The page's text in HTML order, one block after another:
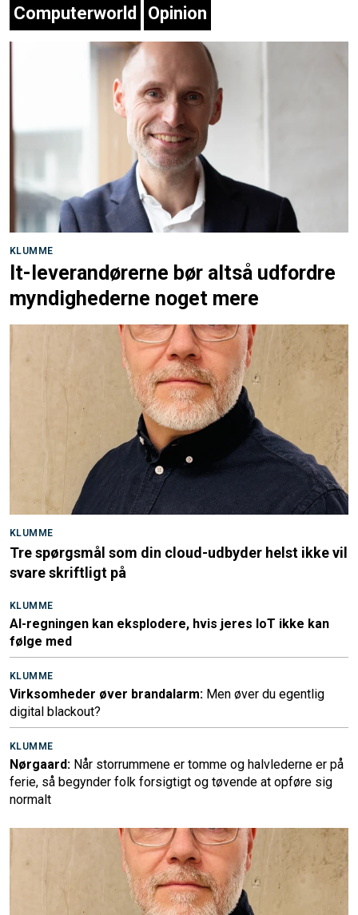
Computerworld Opinion
KLUMME
It-leverandørerne bør altså udfordre
myndighederne noget mere
KLUMME
Tre spørgsmål som din cloud-udbyder helst ikke vil
svare skriftligt på
KLUMME
AI-regningen kan eksplodere, hvis jeres IoT ikke kan
følge med
KLUMME
Virksomheder øver brandalarm: Men øver du egentlig
digital blackout?
KLUMME
Nørgaard: Når storrummene er tomme og halvlederne er på
ferie, så begynder folk forsigtigt og tøvende at opføre sig
normalt